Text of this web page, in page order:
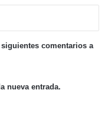
comentarios a
nueva entrada.